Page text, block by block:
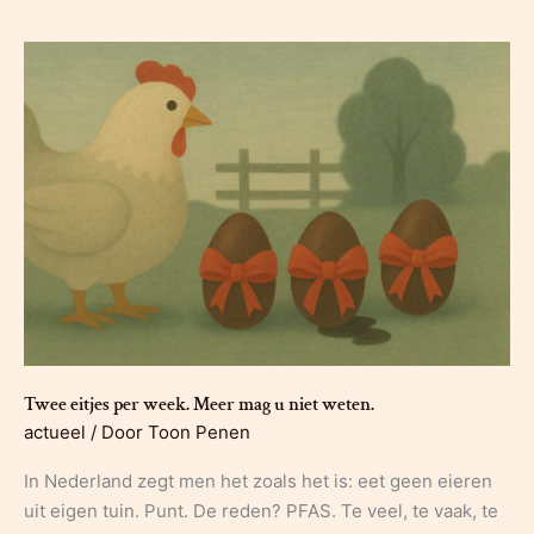
Twee eitjes per week. Meer mag u niet weten.
actueel / Door Toon Penen
In Nederland zegt men het zoals het is: eet geen eieren
uit eigen tuin. Punt. De reden? PFAS. Te veel, te vaak, te